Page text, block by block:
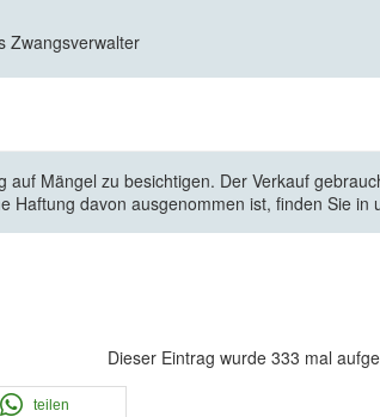
Zwangsverwalter
Mängel zu besichtigen. Der Verkauf
Haftung davon ausgenommen ist, finden Sie in
Dieser Eintrag wurde 333 mal
teilen